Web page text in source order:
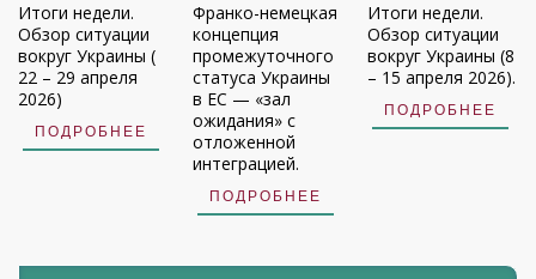
Итоги недели.
Обзор ситуации
вокруг Украины (
22 – 29 апреля
2026)
ПОДРОБНЕЕ
Франко-немецкая
концепция
промежуточного
статуса Украины
в ЕС — «зал
ожидания» с
отложенной
интеграцией.
ПОДРОБНЕЕ
Итоги недели.
Обзор ситуации
вокруг Украины (8
– 15 апреля 2026).
ПОДРОБНЕЕ